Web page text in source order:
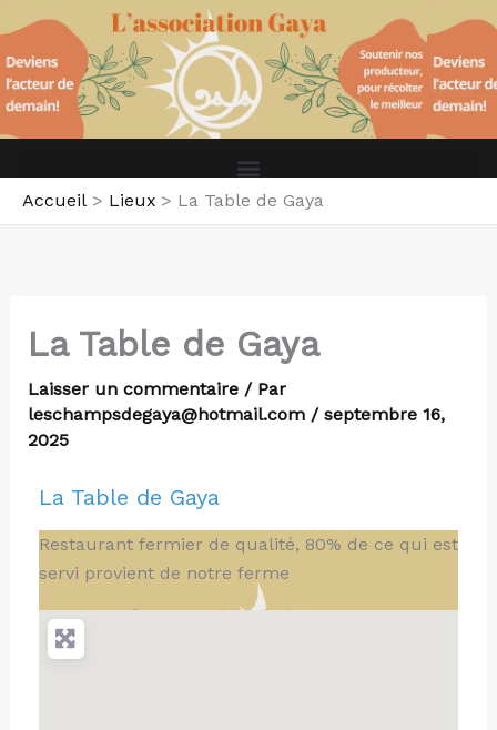
au
contenu
Accueil Lieux La Table de Gaya
La Table de Gaya
Laisser un commentaire / Par
leschampsdegaya@hotmail.com / septembre 16,
2025
La Table de Gaya
Restaurant fermier de qualité, 80% de ce qui est
servi provient de notre ferme